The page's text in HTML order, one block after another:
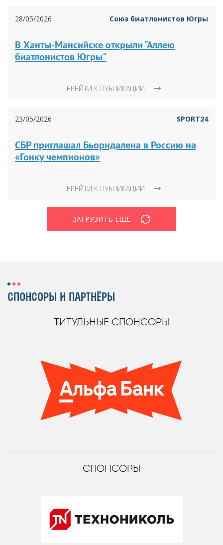
28/05/2026 Союз биатлонистов Югры
В Ханты-Мансийске открыли "Аллею
биатлонистов Югры"
ПЕРЕЙТИ К ПУБЛИКАЦИИ
23/05/2026 SPORT24
СБР приглашал Бьорндалена в Россию на
«Гонку чемпионов»
ПЕРЕЙТИ К ПУБЛИКАЦИИ
ЗАГРУЗИТЬ ЕЩЕ
СПОНСОРЫ И ПАРТНЁРЫ
ТИТУЛЬНЫЕ СПОНСОРЫ
СПОНСОРЫ